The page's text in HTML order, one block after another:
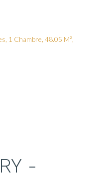
1 Chambre, 48.05 M²,
-